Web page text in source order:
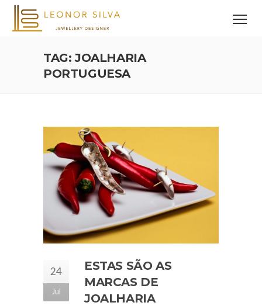
TAG: JOALHARIA
PORTUGUESA
24
Jul
ESTAS SÃO AS
MARCAS DE
JOALHARIA